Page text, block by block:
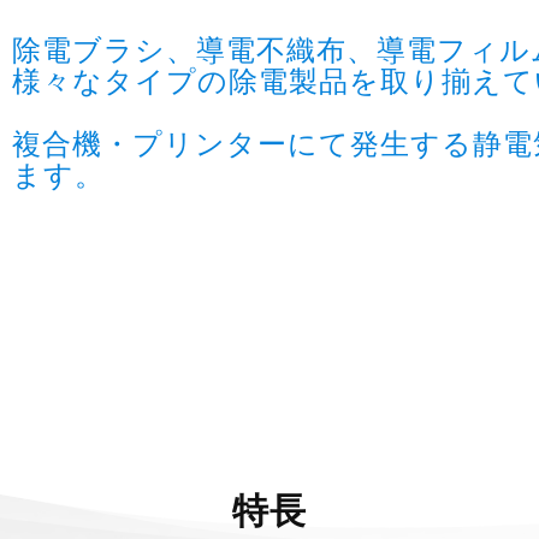
除電ブラシ、導電不織布、導電フィ
様々なタイプの除電製品を取り揃え
複合機・プリンターにて発生する静
ます。
特長